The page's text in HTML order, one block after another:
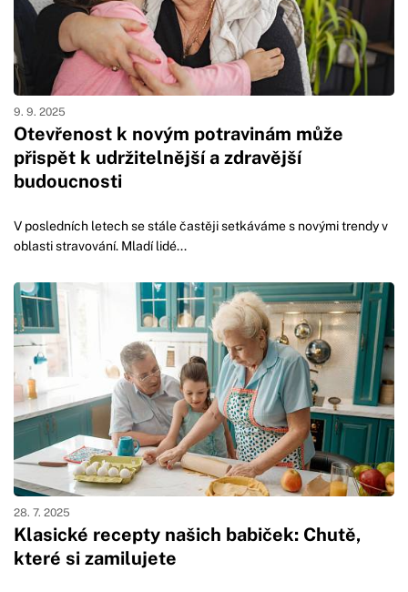
Otevřenost k novým potravinám může
přispět k udržitelnější a zdravější
budoucnosti
9. 9. 2025
V posledních letech se stále častěji setkáváme s novými trendy v
oblasti stravování. Mladí lidé...
Klasické recepty našich babiček: Chutě,
které si zamilujete
28. 7. 2025